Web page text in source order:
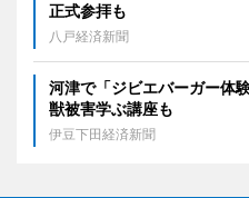
正式参拝も
八戸経済新聞
河津で「ジビエバーガー
獣被害学ぶ講座も
伊豆下田経済新聞